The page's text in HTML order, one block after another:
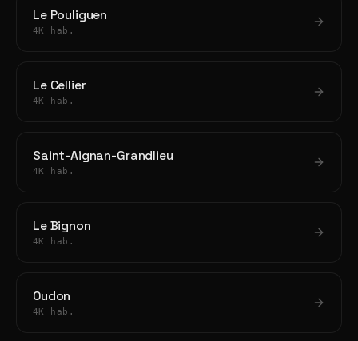
Le Pouliguen
4K hab.
Le Cellier
4K hab.
Saint-Aignan-Grandlieu
4K hab.
Le Bignon
4K hab.
Oudon
4K hab.